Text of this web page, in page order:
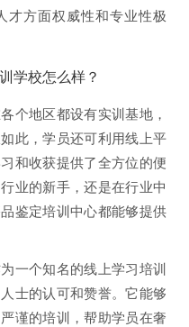
才方面权威性和专业性极
学校怎么样？
个地区都设有实训基地，
此，学员还可利用线上平
和收获提供了全方位的便
业的新手，还是在行业中
鉴定培训中心都能够提供
一个知名的线上学习培训
士的认可和赞誉。它能够
谨的培训，帮助学员在奢